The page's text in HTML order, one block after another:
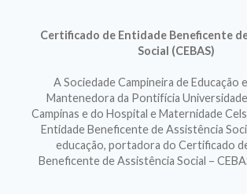
Certificado de Entidade Beneficente
Social (CEBAS)
A Sociedade Campineira de Educação
Mantenedora da Pontifícia
Campinas e do Hospital e Maternidade
Entidade Beneficente de Assistência
educação, portadora do Certificado
Beneficente de Assistência Social –